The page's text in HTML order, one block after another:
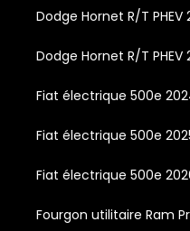
Dodge Hornet R/T
Dodge Hornet R/T
Fiat électrique 500e
Fiat électrique 500e
Fiat électrique 500e
Fourgon utilitaire Ram